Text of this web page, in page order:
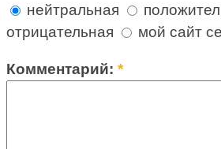
нейтральная
отрицательная
мой сайт
Комментарий:*